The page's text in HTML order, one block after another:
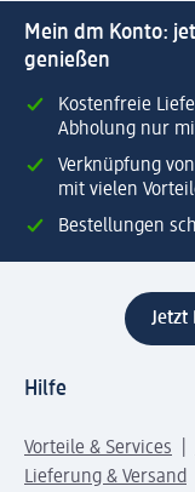
Mein dm Konto:
genießen
Kostenfreie
Abholung nur
Verknüpfung
mit vielen
Bestellungen
Jetzt
Hilfe
Vorteile & Services
Lieferung & Versand